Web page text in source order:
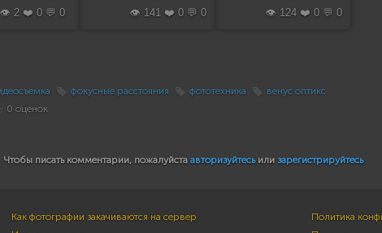
👁️ 2 ❤️ 0 💬 0
👁️ 141 ❤️ 0 💬 0
👁️ 124 ❤️ 0 💬 0
фокусные расстояния фототехника
венус оптикс
0 оценок
Чтобы писать комментарии, пожалуйста авторизуйтесьили зарегистрируйтесь
Как фотографии закачиваются на сервер
Политика